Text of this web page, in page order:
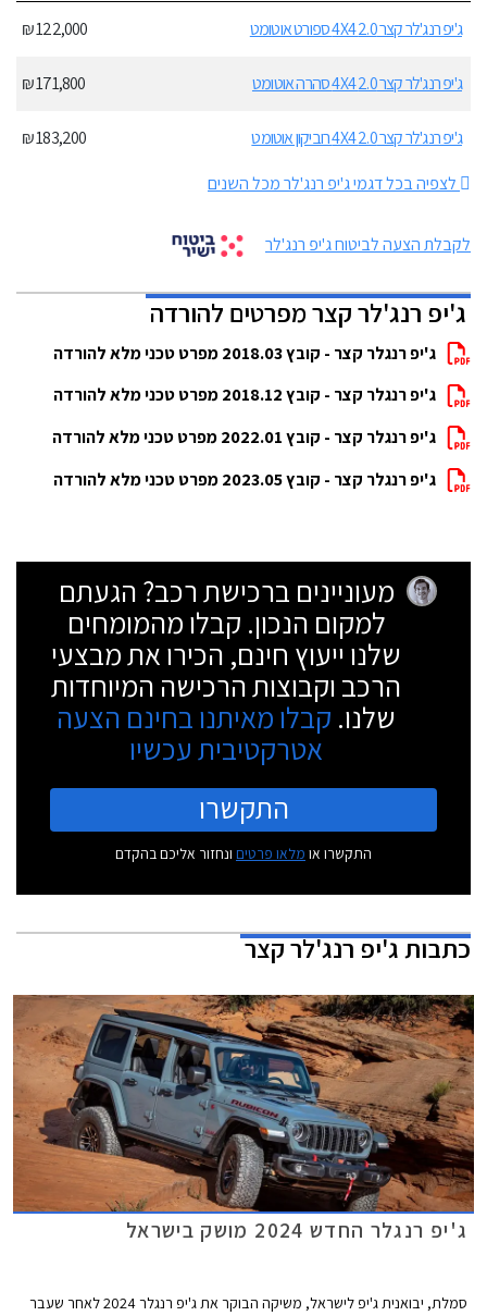
ג'יפ רנג'לר קצר 2.0 4X4 ספורט אוטומט
122,000 ₪
ג'יפ רנג'לר קצר 2.0 4X4 סהרה אוטומט 171,800 ₪
ג'יפ רנג'לר קצר 2.0 4X4 רוביקון אוטומט
183,200 ₪
לצפיה בכל דגמי ג'יפ רנג'לר מכל השנים
לקבלת הצעה לביטוח ג'יפ רנג'לר
ג'יפ רנג'לר קצר מפרטים להורדה
ג'יפ רנגלר קצר - קובץ 2018.03 מפרט טכני מלא להורדה
ג'יפ רנגלר קצר - קובץ 2018.12 מפרט טכני מלא להורדה
ג'יפ רנגלר קצר - קובץ 2022.01 מפרט טכני מלא להורדה
ג'יפ רנגלר קצר - קובץ 2023.05 מפרט טכני מלא להורדה
מעוניינים ברכישת רכב? הגעתם
למקום הנכון. קבלו מהמומחים
שלנו ייעוץ חינם, הכירו את מבצעי
הרכב וקבוצות הרכישה המיוחדות
שלנו. קבלו מאיתנו בחינם הצעה
אטרקטיבית עכשיו
התקשרו
התקשרו או מלאו פרטים ונחזור אליכם בהקדם
כתבותג'יפ רנג'לר קצר
ג'יפ רנגלר החדש 2024 מושק בישראל
סמלת, יבואנית ג'יפ לישראל, משיקה הבוקר את ג'יפ רנגלר 2024 לאחר שעבר